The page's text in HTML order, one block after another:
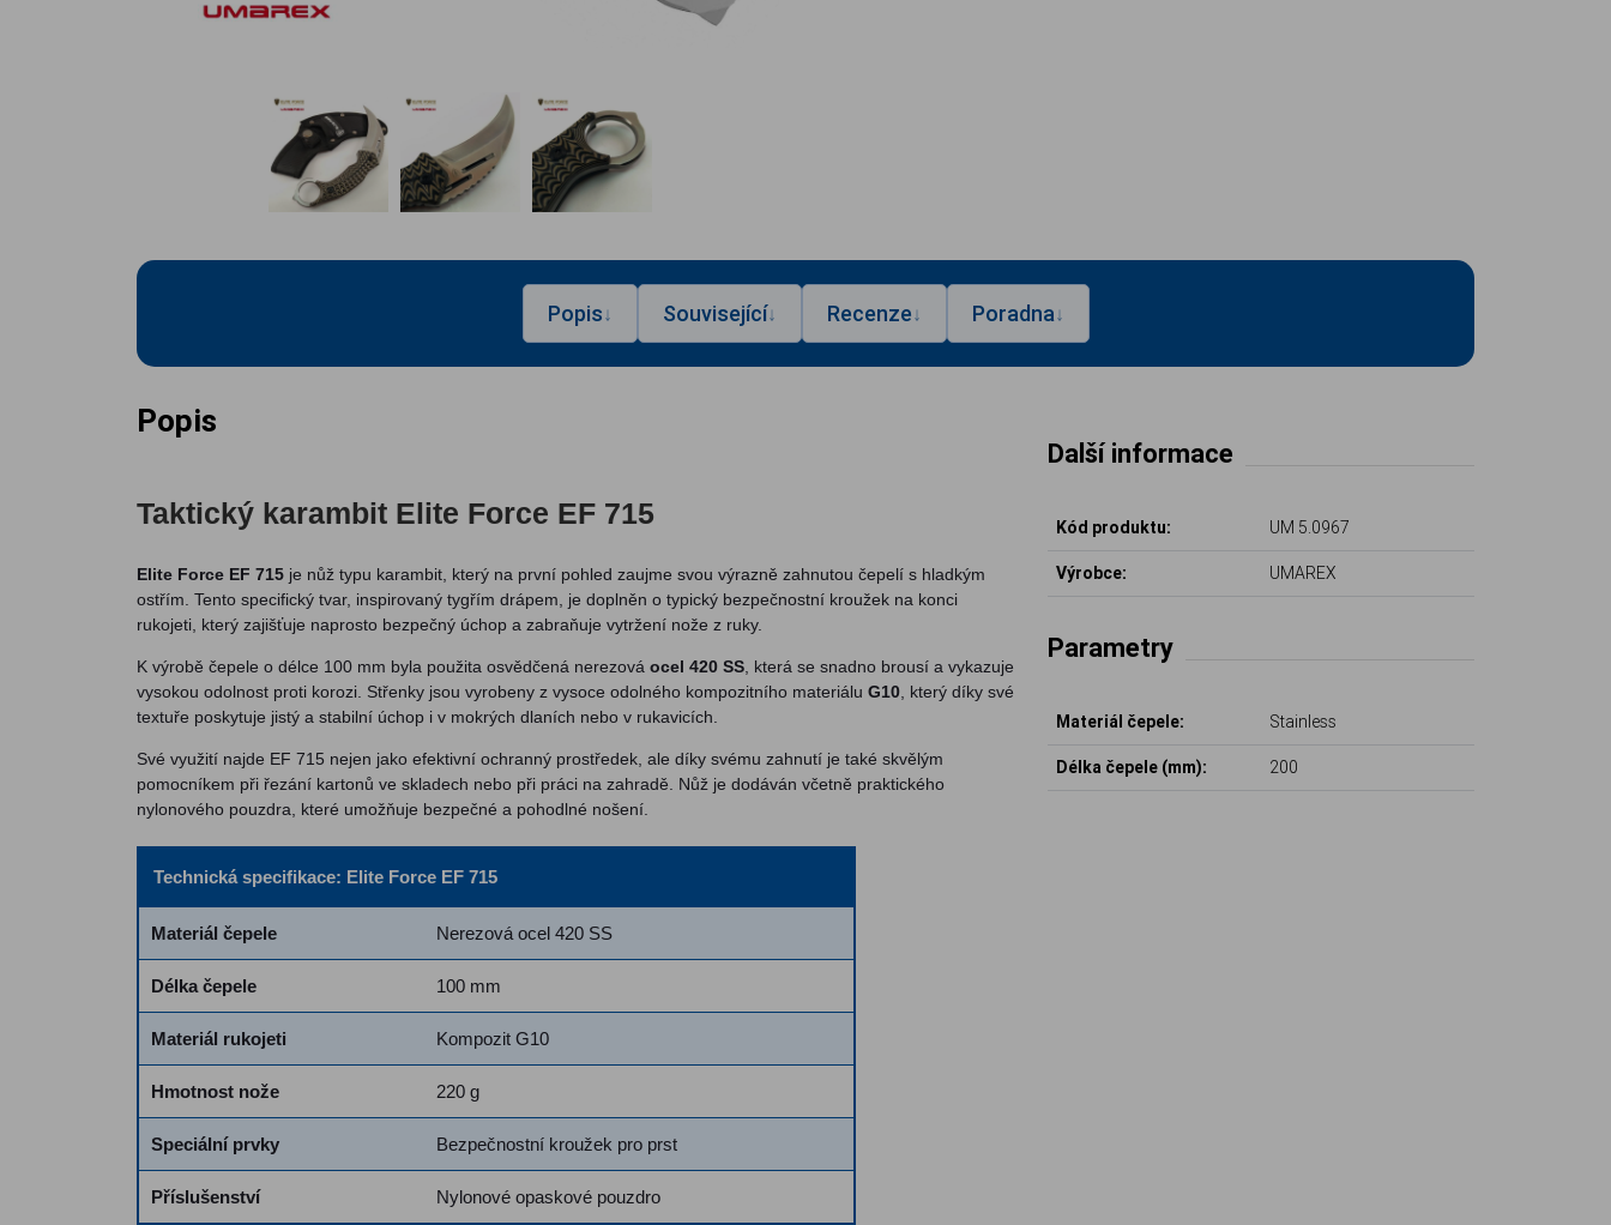
Popis↓ Související↓ Recenze↓ Poradna↓
Popis
Taktický karambit Elite Force EF 715
Elite Force EF 715 je nůž typu karambit, který na první pohled zaujme svou výrazně zahnutou čepelí s hladkým
ostřím. Tento specifický tvar, inspirovaný tygřím drápem, je doplněn o typický bezpečnostní kroužek na konci
rukojeti, který zajišťuje naprosto bezpečný úchop a zabraňuje vytržení nože z ruky.
K výrobě čepele o délce 100 mm byla použita osvědčená nerezová ocel 420 SS, která se snadno brousí a vykazuje
vysokou odolnost proti korozi. Střenky jsou vyrobeny z vysoce odolného kompozitního materiálu G10, který díky své
textuře poskytuje jistý a stabilní úchop i v mokrých dlaních nebo v rukavicích.
Své využití najde EF 715 nejen jako efektivní ochranný prostředek, ale díky svému zahnutí je také skvělým
pomocníkem při řezání kartonů ve skladech nebo při práci na zahradě. Nůž je dodáván včetně praktického
nylonového pouzdra, které umožňuje bezpečné a pohodlné nošení.
Technická specifikace: Elite Force EF 715
Materiál čepele Nerezová ocel 420 SS
Délka čepele 100 mm
Materiál rukojeti Kompozit G10
Hmotnost nože 220 g
Speciální prvky Bezpečnostní kroužek pro prst
Příslušenství Nylonové opaskové pouzdro
Další informace
Kód produktu: UM 5.0967
Výrobce: UMAREX
Parametry
Materiál čepele: Stainless
Délka čepele (mm): 200